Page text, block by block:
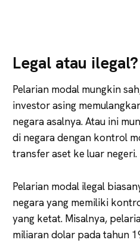
Legal atau ilegal?
Pelarian modal mungkin
investor asing
negara asalnya. Atau ini
di negara dengan kontrol
transfer aset ke luar negeri.
Pelarian modal ilegal
negara yang memiliki
yang ketat. Misalnya,
miliaran dolar pada tahun